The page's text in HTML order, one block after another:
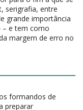
serigrafia, entre
grande importância
– e tem como
margem de erro no
formandos de
preparar